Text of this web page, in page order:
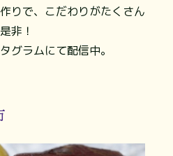
りで、こだわりがたくさん
非！
グラムにて配信中。